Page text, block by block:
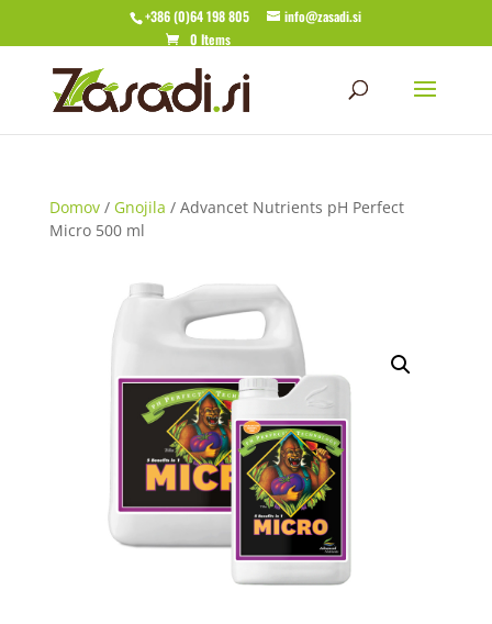
+386 (0)64 198 805
info@zasadi.si
0 Items
Domov/ Gnojila / Advancet Nutrients pH Perfect
Micro 500 ml